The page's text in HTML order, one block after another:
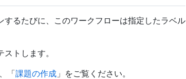
るたびに、このワークフローは指定したラベル
トします。
「課題の作成 」をご覧ください。